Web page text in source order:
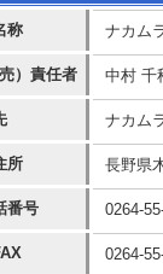
称 ナカム
）責任者 中村 千
ナカム
所 長野県
番号 0264-
0264-